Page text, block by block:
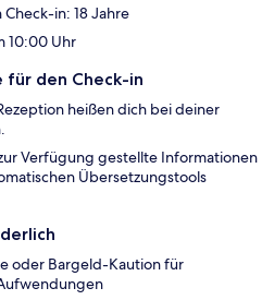
in: 18 Jahre
10:00 Uhr
für den Check-in
heißen dich bei deiner
Verfügung gestellte Informationen
Übersetzungstools
oder Bargeld-Kaution für